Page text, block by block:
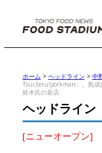
ホーム > ヘッドライン > 中
Tsui-teru!porkman」。熟成
鈴木氏の新店
ヘッドライン
[ニューオープン]